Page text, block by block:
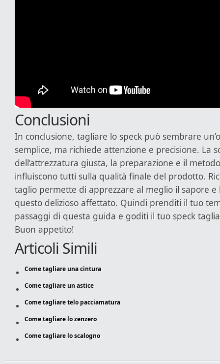
Conclusioni
In conclusione, tagliare lo speck può sembrare
semplice, ma richiede attenzione e precisione. La
dell’attrezzatura giusta, la preparazione e il
influiscono tutti sulla qualità finale del prodotto.
taglio permette di apprezzare al meglio il sapore e
questo delizioso affettato. Quindi prenditi il tuo
passaggi di questa guida e goditi il tuo speck
Buon appetito!
Articoli Simili
Come tagliare una cintura
Come tagliare un astice
Come tagliare telo pacciamatura
Come tagliare lo zenzero
Come tagliare lo scalogno